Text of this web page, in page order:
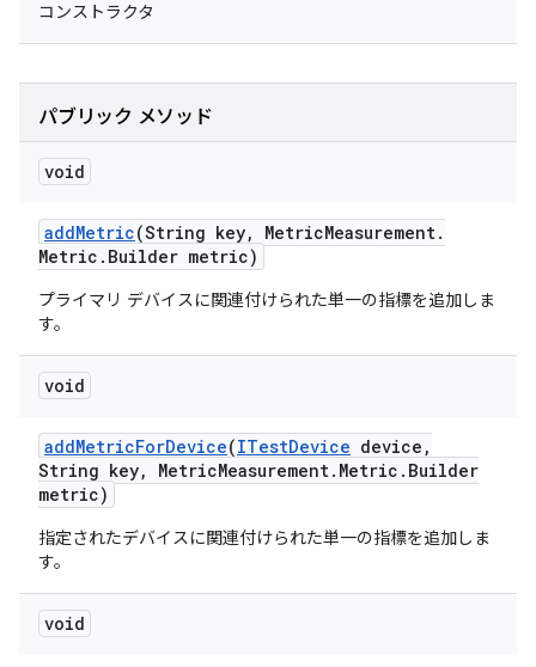
コンストラクタ
パブリック メソッド
void
addMetric(String key, MetricMeasurement.
Metric . Builder metric)
プライマリ デバイスに関連付けられた単一の指標を追加しま
す。
void
addMetricForDevice(ITestDevice device ,
String key, MetricMeasurement. Metric . Builder
metric)
指定されたデバイスに関連付けられた単一の指標を追加しま
す。
void